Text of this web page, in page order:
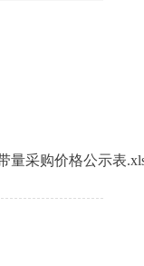
量采购价格公示表